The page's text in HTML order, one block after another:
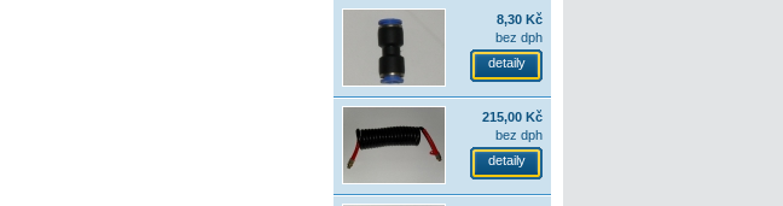
8,30 Kč
bez dph
detaily
215,00 Kč
bez dph
detaily